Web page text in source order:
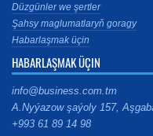
Düzgünler we şertler
Şahsy maglumatlaryň goragy
Habarlaşmak üçin
HABARLAŞMAK ÜÇIN
info@business.com.tm
A.Nyýazow şaýoly 157,
+993 61 89 14 98